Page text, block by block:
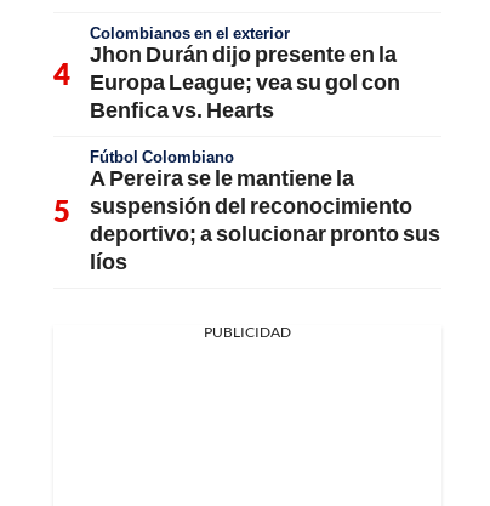
Colombianos en el exterior
Jhon Durán dijo presente en la
Europa League; vea su gol con
Benfica vs. Hearts
Fútbol Colombiano
A Pereira se le mantiene la
suspensión del reconocimiento
deportivo; a solucionar pronto sus
líos
PUBLICIDAD